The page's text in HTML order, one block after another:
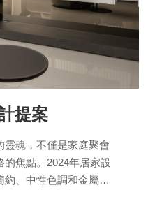
提案
靈魂，不僅是家庭聚會
焦點。2024年居家設
、中性色調和金屬材
功能的設計趨勢。智